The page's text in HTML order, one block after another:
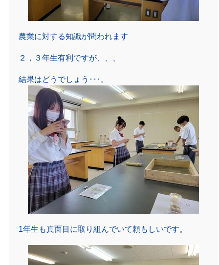
農業に対する知識が問われます
２，３年生有利ですが、、、
結果はどうでしょう･･･。
1年生も真面目に取り組んでいて頼もしいです。